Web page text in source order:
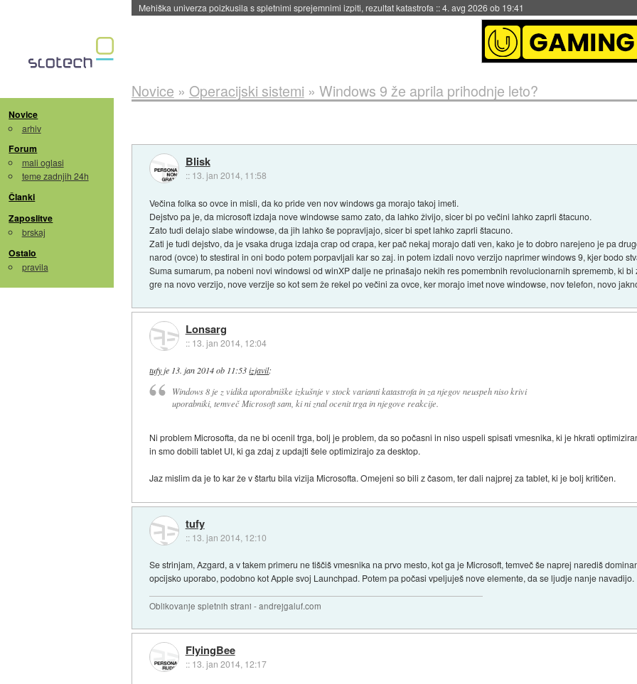
Evropska vesoljska agencija razvija svojo raketo za večkratno uporabo::4. avg 2026 ob 19:41
Novice
arhiv
Forum
mali oglasi
teme zadnjih 24h
Članki
Zaposlitve
brskaj
Ostalo
pravila
Novice » Operacijski sistemi » Windows 9 že aprila prihodnje leto?
Blisk
:: 13. jan 2014, 11:58
Večina folka so ovce in misli, da ko pride ven nov windows ga morajo takoj imeti.
Dejstvo pa je, da microsoft izdaja nove windowse samo zato, da lahko živijo, sicer bi po večini lahko zaprli štacuno.
Zato tudi delajo slabe windowse, da jih lahko še popravljajo, sicer bi spet lahko zaprli štacuno.
Zati je tudi dejstvo, da je vsaka druga izdaja crap od crapa, ker pač nekaj morajo dati ven, kako je to dobro narejeno je pa
narod (ovce) to stestiral in oni bodo potem porpavljali kar so zaj. in potem izdali novo verzijo naprimer windows 9, kjer bodo
Suma sumarum, pa nobeni novi windowsi od winXP dalje ne prinašajo nekih res pomembnih revolucionarnih sprememb, ki
gre na novo verzijo, nove verzije so kot sem že rekel po večini za ovce, ker morajo imet nove windowse, nov telefon, novo
Lonsarg
:: 13. jan 2014, 12:04
tufyje 13. jan 2014 ob 11:53 izjavil:
Windows 8 je z vidika uporabniške izkušnje v stock varianti katastrofa in za njegov neuspeh niso krivi
uporabniki, temveč Microsoft sam, ki ni znal ocenit trga in njegove reakcije.
Ni problem Microsofta, da ne bi ocenil trga, bolj je problem, da so počasni in niso uspeli spisati vmesnika, ki je hkrati
in smo dobili tablet UI, ki ga zdaj z updajti šele optimizirajo za desktop.
Jaz mislim da je to kar že v štartu bila vizija Microsofta. Omejeni so bili z časom, ter dali najprej za tablet, ki je bolj kritičen.
tufy
:: 13. jan 2014, 12:10
Se strinjam, Azgard, a v takem primeru ne tiščiš vmesnika na prvo mesto, kot ga je Microsoft, temveč še naprej narediš
opcijsko uporabo, podobno kot Apple svoj Launchpad. Potem pa počasi vpeljuješ nove elemente, da se ljudje nanje navadijo.
Oblikovanje spletnih strani - andrejgaluf.com
FlyingBee
:: 13. jan 2014, 12:17